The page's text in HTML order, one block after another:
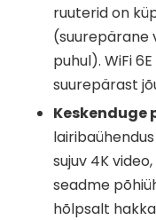
ruuterid on
(suurepärane
puhul). WiFi
suurepärast
Keskenduge
sujuv 4K
seadme
hõlpsalt